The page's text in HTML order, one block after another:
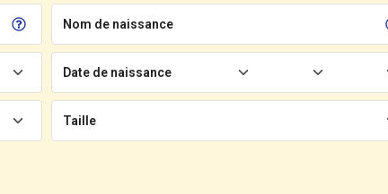
Nom de naissance
Date de naissance
Taille